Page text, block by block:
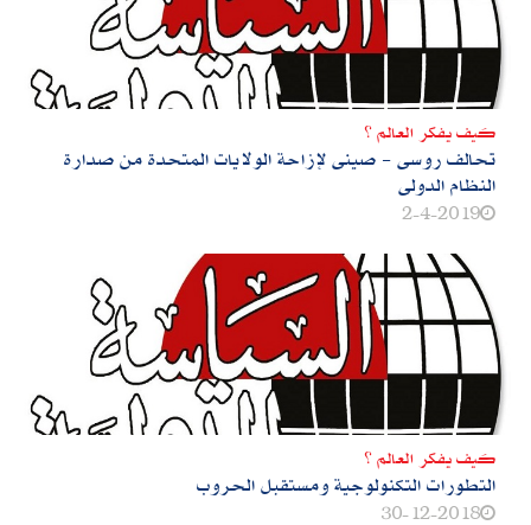
كيف يفكر العالم ؟
تحالف روسى‮ - ‬صينى لإزاحة الولايات المتحدة‮ ‬من صدارة
النظام الدولى
2-4-2019
كيف يفكر العالم ؟
التطورات التكنولوجية ومستقبل الحروب
30-12-2018